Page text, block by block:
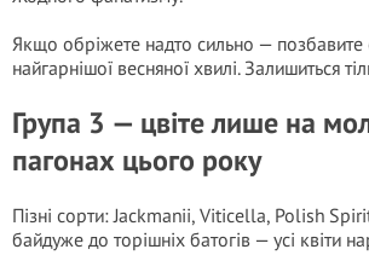
Якщо обріжете надто сильно — позбавите
найгарнішої весняної хвилі. Залишиться
Група 3 — цвіте лише на
пагонах цього року
Пізні сорти: Jackmanii, Viticella, Polish
байдуже до торішніх батогів — усі квіти